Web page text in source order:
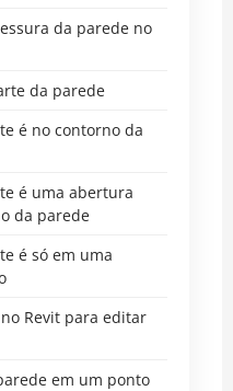
da parede no
da parede
é no contorno da
é uma abertura
da parede
é só em uma
Revit para editar
em um ponto